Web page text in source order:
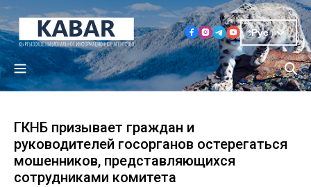
Рус
ГКНБ призывает граждан и
руководителей госорганов остерегаться
мошенников, представляющихся
сотрудниками комитета